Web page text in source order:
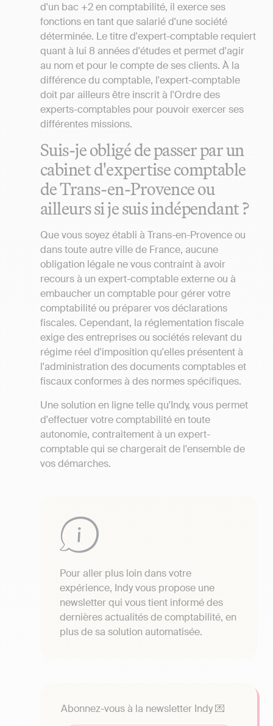
d'un bac +2 en comptabilité, il exerce ses
fonctions en tant que salarié d'une société
déterminée. Le titre d'expert-comptable requiert
quant à lui 8 années d'études et permet d'agir
au nom et pour le compte de ses clients. À la
différence du comptable, l'expert-comptable
doit par ailleurs être inscrit à l'Ordre des
experts-comptables pour pouvoir exercer ses
différentes missions.
Suis-je obligé de passer par un
cabinet d'expertise comptable
de Trans-en-Provence ou
ailleurs si je suis indépendant ?
Que vous soyez établi à Trans-en-Provence ou
dans toute autre ville de France, aucune
obligation légale ne vous contraint à avoir
recours à un expert-comptable externe ou à
embaucher un comptable pour gérer votre
comptabilité ou préparer vos déclarations
fiscales. Cependant, la réglementation fiscale
exige des entreprises ou sociétés relevant du
régime réel d'imposition qu'elles présentent à
l'administration des documents comptables et
fiscaux conformes à des normes spécifiques.
Une solution en ligne telle qu'Indy, vous permet
d'effectuer votre comptabilité en toute
autonomie, contraitement à un expert-
comptable qui se chargerait de l'ensemble de
vos démarches.
Pour aller plus loin dans votre
expérience, Indy vous propose une
newsletter qui vous tient informé des
dernières actualités de comptabilité, en
plus de sa solution automatisée.
Abonnez-vous à la newsletter Indy 💌